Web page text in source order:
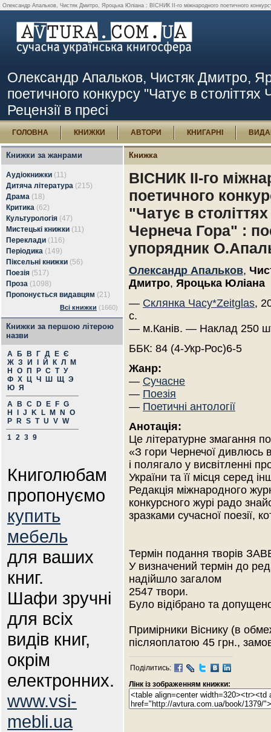
Олександр Апальков, Чистяк Дмитро, Яроцька Юліана : ВІСНИК ІІ-го міжнародного поетичного
Олександр Апальков, Чистяк Дмитро,
поетичного конкурсу "Чатує в
Рецензії в пресі
ГОЛОВНА КНИЖКИ АВТОРИ КНИГАРНІ
Книжки за жанрами
Аудіокнижки (11)
Дитяча література (215)
Драма (18)
Критика (62)
Культурологія (47)
Мистецькі книжки (11)
Переклади (116)
Періодика (149)
Піксельні книжки (56)
Поезія (517)
Проза (1098)
Пропонується видавцям (21)
Всі книжки (1660)
Книжки за першою літерою
назви
А Б В Г Д Е Є
Ж З И Й К Л
М
Н
О П Р С Т У
Ф Х Ц Ч Ш Щ Э
Ю Я
A
B C D E F G
H
J K L M N
O
P
R S T U V W
1 2 3 9
Книголюбам
пропонуємо
купить
мебель
для ваших
книг.
Шафи зручні
для всіх
видів книг,
окрім
електронних.
www.vsi-
mebli.ua
Книжка
ВІСНИК ІІ-го
поетичного
"Чатує в століттях
Чернеча Гора" :
упорядник
Олександр Апальков,
Дмитро, Яроцька Юліана
— Склянка Часу*Zeitglas,
с.
— м.Канів. — Наклад 250
ББК: 84 (4-Укр-Рос)6-5
Жанр:
— Сучасне
— Поезія
— Поетичні антології
Анотація:
Це літературне змагання
«З гори Чернечої дивлюсь
і полягало у висвітленні
України та її місця серед
Редакція міжнародного
конкурсного журі радо
зразками сучасної поезії,
Термін подання творів
У визначений термін до
надійшло загалом
2547 твори.
Було відібрано та
Примірники Віснику (в
післяоплатою 45 грн.,
Поділитись:
Лінк із зображенням книжки: